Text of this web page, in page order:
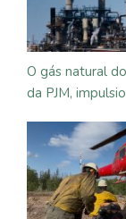
O gás natural
da PJM,